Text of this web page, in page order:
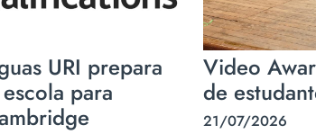
URI prepara
para
Video
de
21/07/2026